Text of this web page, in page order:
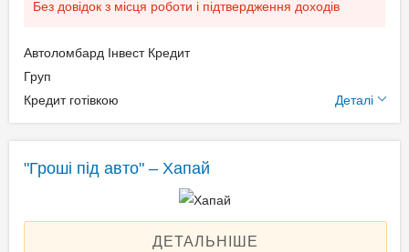
чоловіка;
розпорядження авто.
Вік позичальника
Без довідок з місця роботи і підтвердження доходів
Автоломбард Інвест Кредит
Груп
Кредит готівкою
Деталі
Застава: Автотранспорт
Дострокове погашення:
Дострокове без штрафів
"Гроші під авто" – Хапай
ДЕТАЛЬНІШЕ